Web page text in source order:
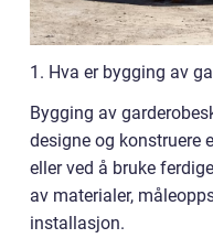
1. Hva er bygging av
Bygging av
designe og konstruere
eller ved å bruke
av materialer,
installasjon.